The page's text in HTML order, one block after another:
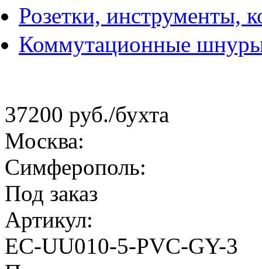
Розетки, инструменты,
Коммутационные
37200 руб./бухта
Москва:
Симферополь:
Под заказ
Артикул:
EC-UU010-5-PVC-GY-3